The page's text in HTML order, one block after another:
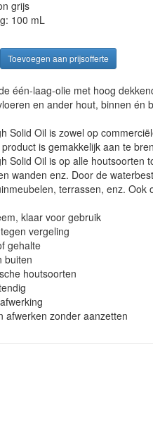
grijs
100 mL
één-laag-olie met hoog
en ander hout, binnen én
Solid Oil is zowel op
is gemakkelijk aan te
Solid Oil is op alle
wanden enz. Door de
terrassen, enz. Ook
klaar voor gebruik
vergeling
gehalte
buiten
houtsoorten
afwerken zonder aanzetten